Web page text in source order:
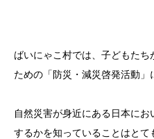
ばいにゃこ村では、子どもた
ための「防災・減災啓発活動」
自然災害が身近にある日本に
するかを知っていることはと